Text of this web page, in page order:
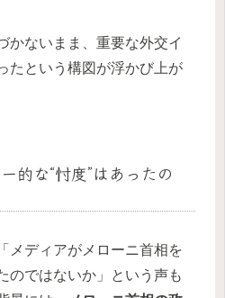
かないまま、重要な外交イ
たという構図が浮かび上が
的な“忖度”はあったの
メディアがメローニ首相を
のではないか」という声も